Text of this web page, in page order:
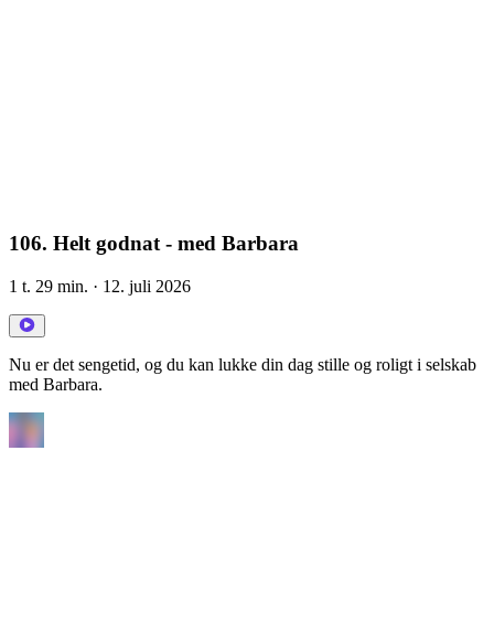
106. Helt godnat - med Barbara
1 t. 29 min. · 12. juli 2026
Nu er det sengetid, og du kan lukke din dag stille og roligt i selskab
med Barbara.